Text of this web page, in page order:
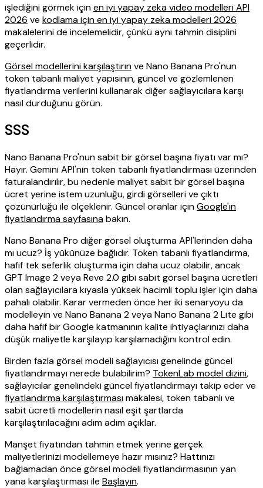
işlediğini görmek içinen iyi yapay zeka video modelleri API
2026 ve kodlama için en iyi yapay zeka modelleri 2026
makalelerini de incelemelidir, çünkü aynı tahmin disiplini
geçerlidir.
Görsel modellerini karşılaştırınve Nano Banana Pro'nun
token tabanlı maliyet yapısının, güncel ve gözlemlenen
fiyatlandırma verilerini kullanarak diğer sağlayıcılara karşı
nasıl durduğunu görün.
SSS
Nano Banana Pro'nun sabit bir görsel başına fiyatı var mı?
Hayır. Gemini API'nin token tabanlı fiyatlandırması üzerinden
faturalandırılır, bu nedenle maliyet sabit bir görsel başına
ücret yerine istem uzunluğu, girdi görselleri ve çıktı
çözünürlüğü ile ölçeklenir. Güncel oranlar içinGoogle'ın
fiyatlandırma sayfasınabakın.
Nano Banana Pro diğer görsel oluşturma API'lerinden daha
mı ucuz? İş yükünüze bağlıdır. Token tabanlı fiyatlandırma,
hafif tek seferlik oluşturma için daha ucuz olabilir, ancak
GPT Image 2 veya Reve 2.0 gibi sabit görsel başına ücretleri
olan sağlayıcılara kıyasla yüksek hacimli toplu işler için daha
pahalı olabilir. Karar vermeden önce her iki senaryoyu da
modelleyin ve Nano Banana 2 veya Nano Banana 2 Lite gibi
daha hafif bir Google katmanının kalite ihtiyaçlarınızı daha
düşük maliyetle karşılayıp karşılamadığını kontrol edin.
Birden fazla görsel modeli sağlayıcısı genelinde güncel
fiyatlandırmayı nerede bulabilirim? TokenLab model dizini,
sağlayıcılar genelindeki güncel fiyatlandırmayı takip eder ve
fiyatlandırma karşılaştırmasımakalesi, token tabanlı ve
sabit ücretli modellerin nasıl eşit şartlarda
karşılaştırılacağını adım adım açıklar.
Manşet fiyatından tahmin etmek yerine gerçek
maliyetlerinizi modellemeye hazır mısınız? Hattınızı
bağlamadan önce görsel modeli fiyatlandırmasının yan
yana karşılaştırması ile Başlayın.